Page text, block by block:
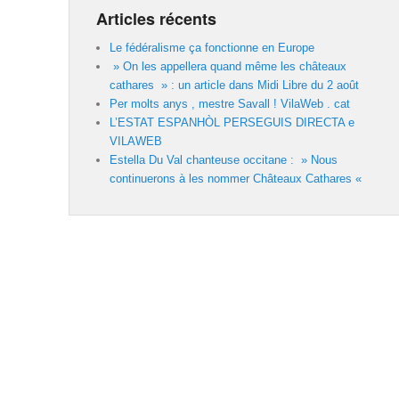
Articles récents
Le fédéralisme ça fonctionne en Europe
» On les appellera quand même les châteaux
cathares » : un article dans Midi Libre du 2 août
Per molts anys , mestre Savall ! VilaWeb . cat
L’ESTAT ESPANHÒL PERSEGUIS DIRECTA e
VILAWEB
Estella Du Val chanteuse occitane : » Nous
continuerons à les nommer Châteaux Cathares «